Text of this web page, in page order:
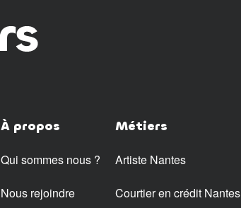
À propos
Qui sommes nous ?
Nous rejoindre
Métiers
Artiste Nantes
Courtier en crédit Nantes